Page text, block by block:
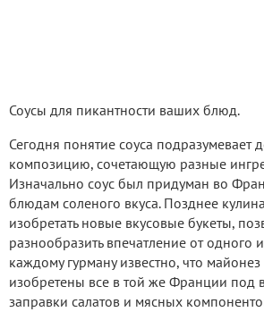
Соусы для пикантности ваших блюд.
Сегодня понятие соуса подразумевает
композицию, сочетающую разные
Изначально соус был придуман во
блюдам соленого вкуса. Позднее
изобретать новые вкусовые букеты,
разнообразить впечатление от одного
каждому гурману известно, что
изобретены все в той же Франции под
заправки салатов и мясных